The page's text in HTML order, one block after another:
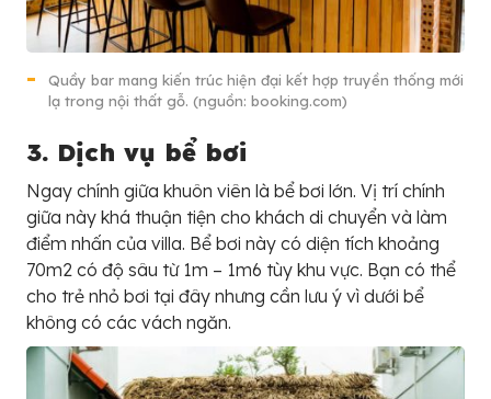
Quầy bar mang kiến trúc hiện đại kết hợp truyền thống mới
lạ trong nội thất gỗ. (nguồn: booking.com)
3. Dịch vụ bể bơi
Ngay chính giữa khuôn viên là bể bơi lớn. Vị trí chính
giữa này khá thuận tiện cho khách di chuyển và làm
điểm nhấn của villa. Bể bơi này có diện tích khoảng
70m2 có độ sâu từ 1m – 1m6 tùy khu vực. Bạn có thể
cho trẻ nhỏ bơi tại đây nhưng cần lưu ý vì dưới bể
không có các vách ngăn.